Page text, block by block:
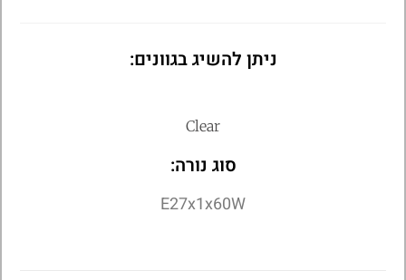
ניתן להשיג בגוונים:
Clear
סוג נורה:
E27x1x60W